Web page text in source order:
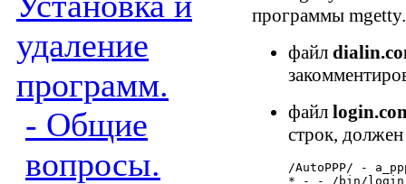
удаление
программ.
- Общие
вопросы.
программы
файл
файл
строк,
/AutoPPP/ -